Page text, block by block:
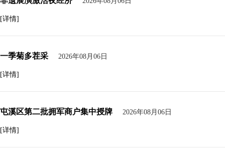
[详情]
一季菊多茬采 2026年08月06日
[详情]
屯溪区第二批拥军商户集中授牌 2026年08月06日
[详情]